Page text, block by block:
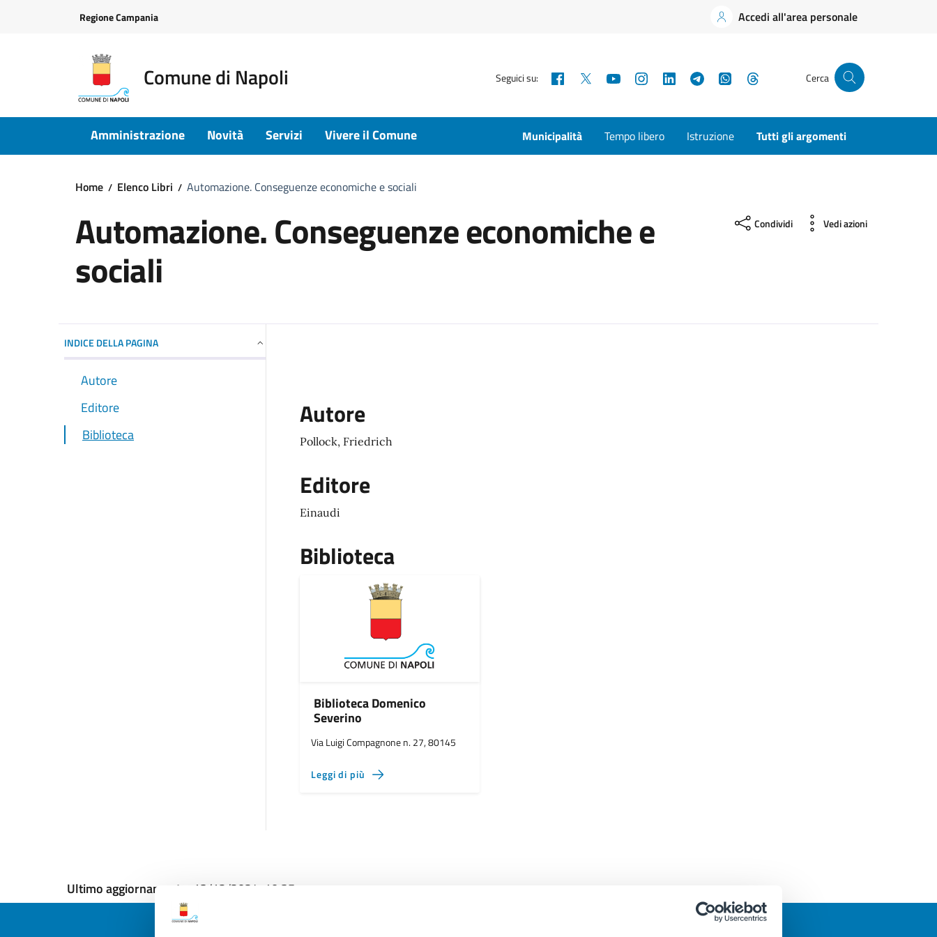
Regione Campania Accedi all'area personale
Comune di Napoli Seguici su: Facebook YouTubeInstagramLinkedInTelegramWhatsApp Cerca
Amministrazione Novità Servizi Vivere il Comune Municipalità Tempo libero Istruzione Tutti gli argomenti
Home Elenco Libri Automazione. Conseguenze economiche e sociali
Automazione. Conseguenze economiche e
sociali
Condividi Vedi azioni
INDICE DELLA PAGINA
Autore
Editore
Biblioteca
Autore
Pollock, Friedrich
Editore
Einaudi
Biblioteca
Biblioteca Domenico
Severino
Via Luigi Compagnone n. 27, 80145
Leggi di più
Ultimo aggiornamento: 13/12/2024, 10:35